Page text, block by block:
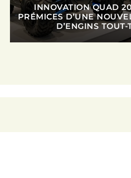
INNOVATION QUAD
PRÉMICES D’UNE
D’ENGINS